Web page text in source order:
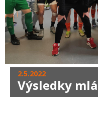
2.5.2022
Výsledky